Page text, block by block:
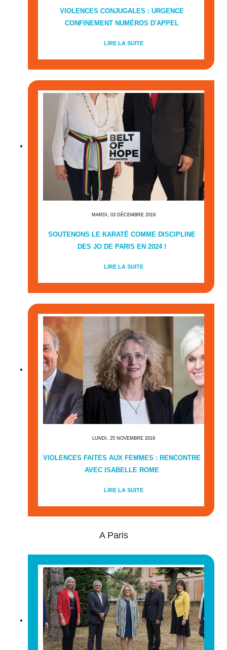
VIOLENCES CONJUGALES : URGENCE
CONFINEMENT NUMÉROS D'APPEL
LIRE LA SUITE
MARDI, 03 DÉCEMBRE 2019
SOUTENONS LE KARATÉ COMME DISCIPLINE
DES JO DE PARIS EN 2024 !
LIRE LA SUITE
LUNDI, 25 NOVEMBRE 2019
VIOLENCES FAITES AUX FEMMES : RENCONTRE
AVEC ISABELLE ROME
LIRE LA SUITE
A Paris